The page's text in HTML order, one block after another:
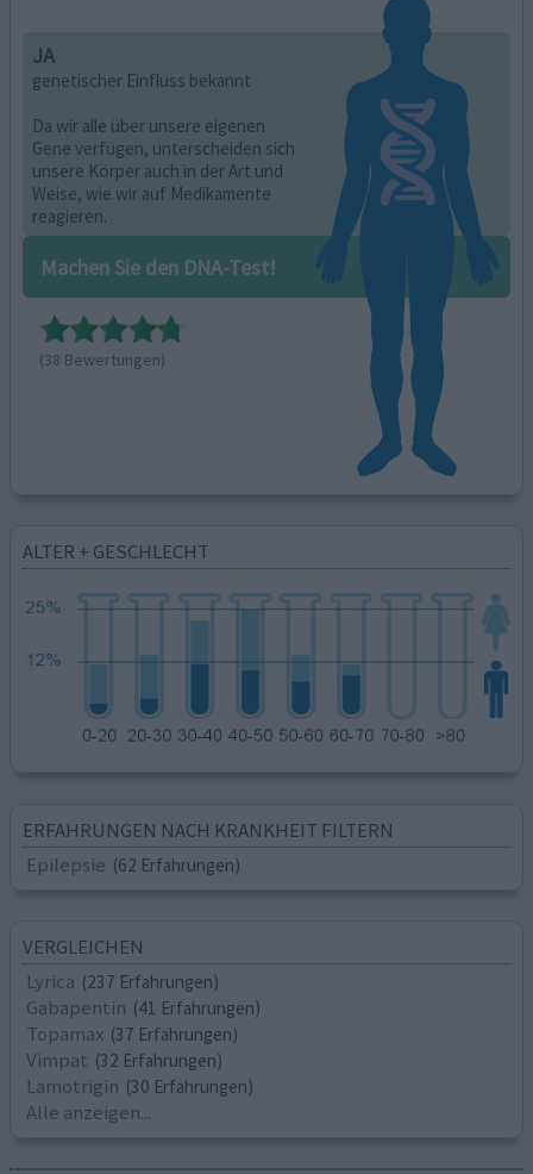
JA
genetischer Einfluss bekannt
Da wir alle über unsere eigenen
Gene verfügen, unterscheiden sich
unsere Körper auch in der Art und
Weise, wie wir auf Medikamente
reagieren.
Machen Sie den DNA-Test!
(38 Bewertungen)
ALTER + GESCHLECHT
ERFAHRUNGEN NACH KRANKHEIT FILTERN
Epilepsie (62 Erfahrungen)
VERGLEICHEN
Lyrica (237 Erfahrungen)
Gabapentin (41 Erfahrungen)
Topamax (37 Erfahrungen)
Vimpat (32 Erfahrungen)
Lamotrigin (30 Erfahrungen)
Alle anzeigen...